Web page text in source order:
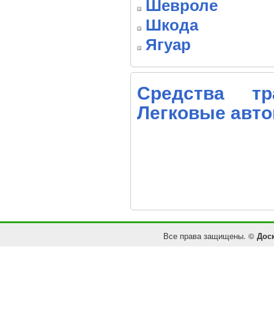
Шевроле
Шкода
Ягуар
Средства
Легковые
Все права защищены. ©